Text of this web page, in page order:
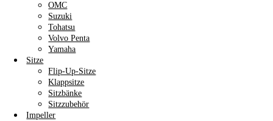
OMC
Suzuki
Tohatsu
Volvo Penta
Yamaha
Sitze
Flip-Up-Sitze
Klappsitze
Sitzbänke
Sitzzubehör
Impeller